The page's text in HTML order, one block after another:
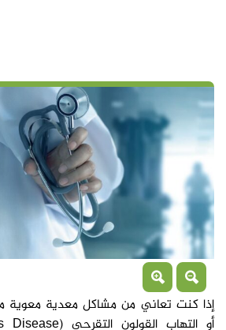
إذا كنت تعاني من مشاكل معدية معوية